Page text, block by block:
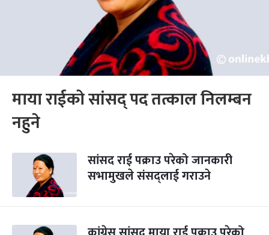
माया राईको सांसद् पद तत्काल निलम्बन
नहुने
सांसद राई पक्राउ परेको जानकारी
सभामुखले संसद्लाई गराउने